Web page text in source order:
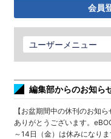
会員
ユーザーメニュー
編集部からのお知ら
【お盆期間中の休刊のお知
ありがとうございます。
～14日（金）は休みになり